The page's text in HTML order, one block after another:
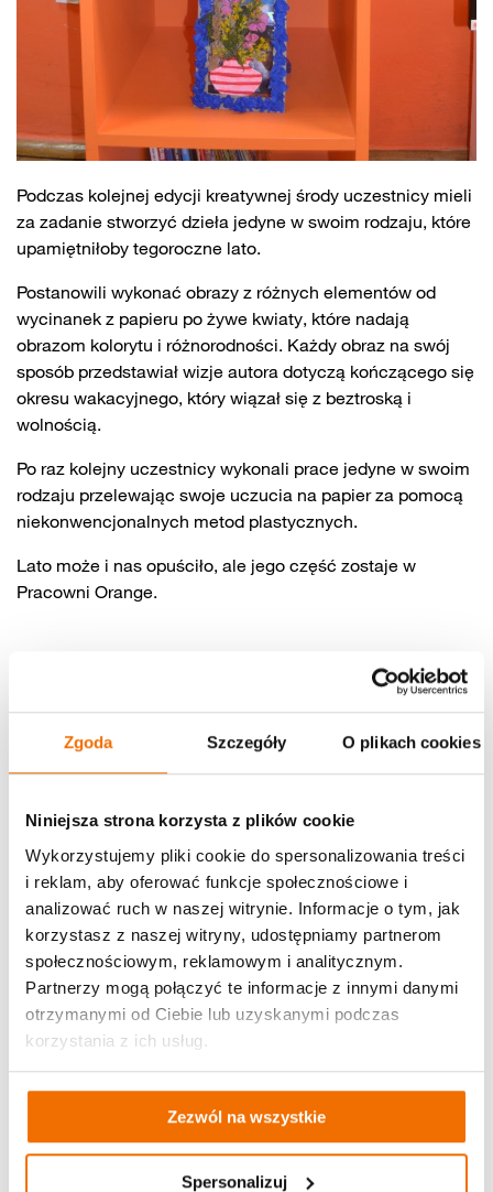
Zgoda Szczegóły O plikach cookies
Niniejsza strona korzysta z plików cookie
Wykorzystujemy pliki cookie do spersonalizowania treści
i reklam, aby oferować funkcje społecznościowe i
analizować ruch w naszej witrynie. Informacje o tym, jak
korzystasz z naszej witryny, udostępniamy partnerom
społecznościowym, reklamowym i analitycznym.
Partnerzy mogą połączyć te informacje z innymi danymi
otrzymanymi od Ciebie lub uzyskanymi podczas
korzystania z ich usług.
Zezwól na wszystkie
Spersonalizuj
Podczas kolejnej edycji kreatywnej środy uczestnicy mieli
za zadanie stworzyć dzieła jedyne w swoim rodzaju, które
upamiętniłoby tegoroczne lato.
Postanowili wykonać obrazy z różnych elementów od
wycinanek z papieru po żywe kwiaty, które nadają
obrazom kolorytu i różnorodności. Każdy obraz na swój
sposób przedstawiał wizje autora dotyczą kończącego się
okresu wakacyjnego, który wiązał się z beztroską i
wolnością.
Po raz kolejny uczestnicy wykonali prace jedyne w swoim
rodzaju przelewając swoje uczucia na papier za pomocą
niekonwencjonalnych metod plastycznych.
Lato może i nas opuściło, ale jego część zostaje w
Pracowni Orange.
Kajetan Sandak
Aktualności